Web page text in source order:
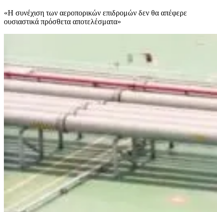
«Η συνέχιση των αεροπορικών επιδρομών δεν θα απέφερε
ουσιαστικά πρόσθετα αποτελέσματα»